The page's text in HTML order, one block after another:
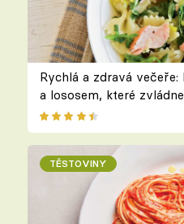
Rychlá a zdravá
a lososem, které
TĚSTOVINY